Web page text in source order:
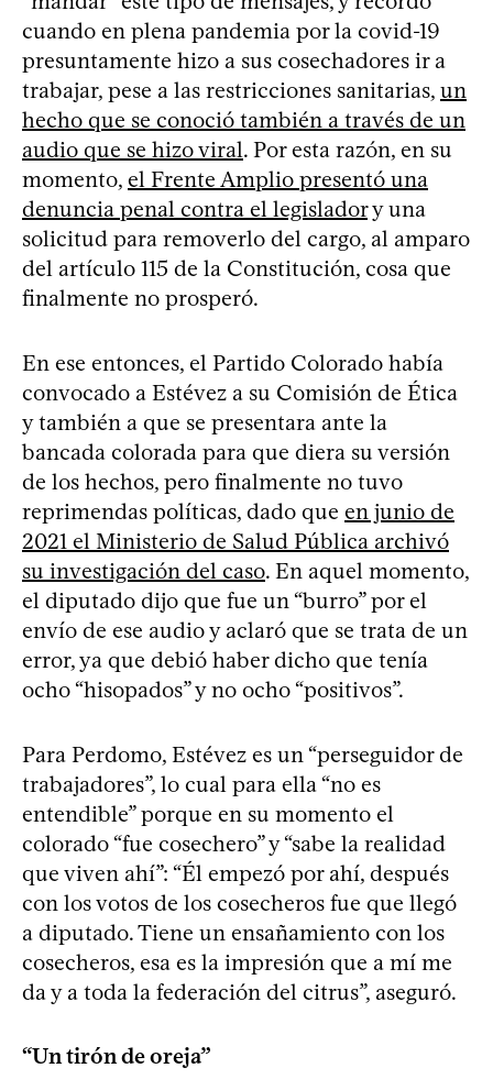
cuando en plena pandemia por la covid-19
presuntamente hizo a sus cosechadores ir a
trabajar, pese a las restricciones sanitarias, un
hecho que se conoció también a través de un
audio que se hizo viral. Por esta razón, en su
momento, el Frente Amplio presentó una
denuncia penal contra el legisladory una
solicitud para removerlo del cargo, al amparo
del artículo 115 de la Constitución, cosa que
finalmente no prosperó.
En ese entonces, el Partido Colorado había
convocado a Estévez a su Comisión de Ética
y también a que se presentara ante la
bancada colorada para que diera su versión
de los hechos, pero finalmente no tuvo
reprimendas políticas, dado que en junio de
2021 el Ministerio de Salud Pública archivó
su investigación del caso. En aquel momento,
el diputado dijo que fue un “burro” por el
envío de ese audio y aclaró que se trata de un
error, ya que debió haber dicho que tenía
ocho “hisopados” y no ocho “positivos”.
Para Perdomo, Estévez es un “perseguidor de
trabajadores”, lo cual para ella “no es
entendible” porque en su momento el
colorado “fue cosechero” y “sabe la realidad
que viven ahí”: “Él empezó por ahí, después
con los votos de los cosecheros fue que llegó
a diputado. Tiene un ensañamiento con los
cosecheros, esa es la impresión que a mí me
da y a toda la federación del citrus”, aseguró.
“Un tirón de oreja”